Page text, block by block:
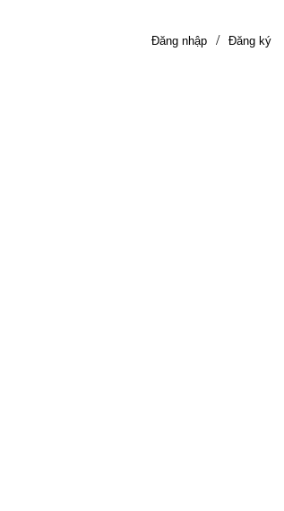
Đăng nhập / Đăng ký